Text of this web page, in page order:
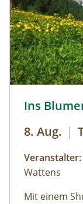
Ins
8. Aug. |
Veranstalter:
Wattens
Mit einem